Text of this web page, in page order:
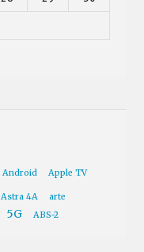
Android Apple TV
Astra 4A
arte
5G ABS-2